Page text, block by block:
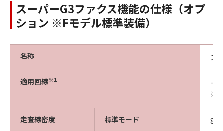
スーパーG3ファクス機能の仕様（オプ
ション ※Fモデル標準装備）
名称 ス
適用回線※1 一
※
走査線密度 標準モード 8